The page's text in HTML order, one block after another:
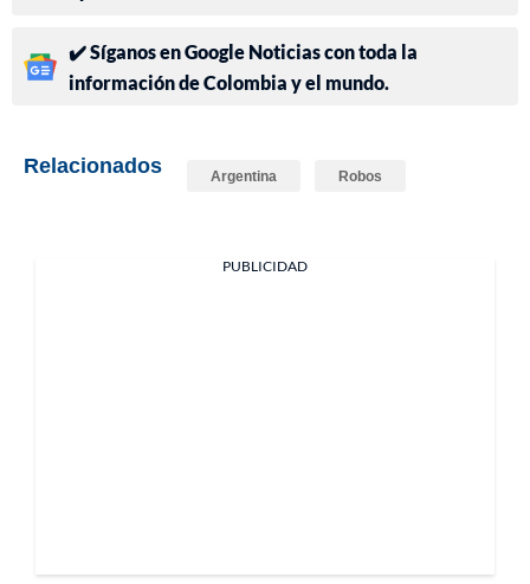
✔️ Síganos en Google Noticias con toda la
información de Colombia y el mundo.
Relacionados Argentina Robos
PUBLICIDAD